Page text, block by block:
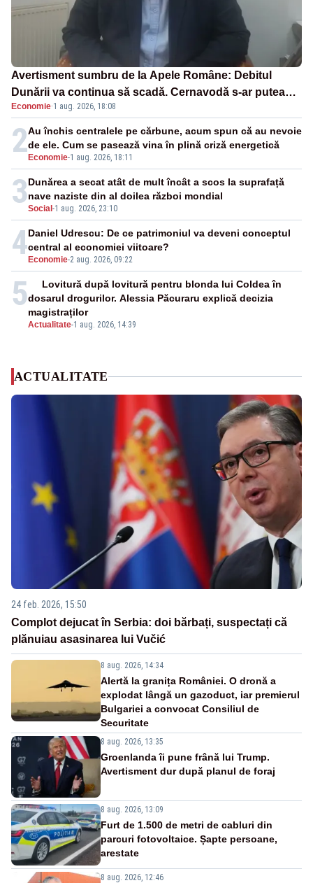
Avertisment sumbru de la Apele Române: Debitul
Dunării va continua să scadă. Cernavodă s-ar putea
închide în 4 zile
Economie·1 aug. 2026, 18:08
2 Economie-1 aug. 2026, 18:11
Au închis centralele pe cărbune, acum spun că au nevoie
de ele. Cum se pasează vina în plină criză energetică
3Social -1 aug. 2026, 23:10
Dunărea a secat atât de mult încât a scos la suprafață
nave naziste din al doilea război mondial
4 Economie-2 aug. 2026, 09:22
Daniel Udrescu: De ce patrimoniul va deveni conceptul
central al economiei viitoare?
5
Actualitate-1 aug. 2026, 14:39
Lovitură după lovitură pentru blonda lui Coldea în
dosarul drogurilor. Alessia Păcuraru explică decizia
magistraților
ACTUALITATE
24 feb. 2026, 15:50
Complot dejucat în Serbia: doi bărbați, suspectați că
plănuiau asasinarea lui Vučić
8 aug. 2026, 14:34
Alertă la granița României. O dronă a
explodat lângă un gazoduct, iar premierul
Bulgariei a convocat Consiliul de
Securitate
8 aug. 2026, 13:35
Groenlanda îi pune frână lui Trump.
Avertisment dur după planul de foraj
8 aug. 2026, 13:09
Furt de 1.500 de metri de cabluri din
parcuri fotovoltaice. Șapte persoane,
arestate
8 aug. 2026, 12:46